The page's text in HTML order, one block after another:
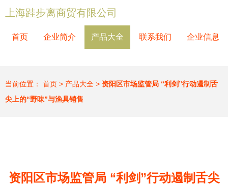
上海跬步离商贸有限公司
首页 企业简介 产品大全 联系我们 企业信息
当前位置： 首页 > 产品大全 > 资阳区市场监管局 “利剑”行动遏制舌
尖上的“野味”与渔具销售
资阳区市场监管局 “利剑”行动遏制舌尖